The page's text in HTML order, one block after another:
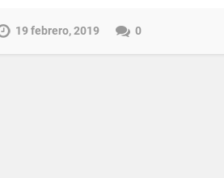
19 febrero, 2019 0